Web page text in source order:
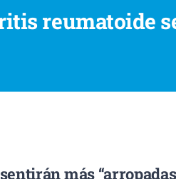
reumatoide
más